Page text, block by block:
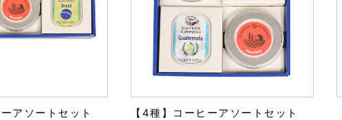
アソートセット
【4種】コーヒーアソートセット